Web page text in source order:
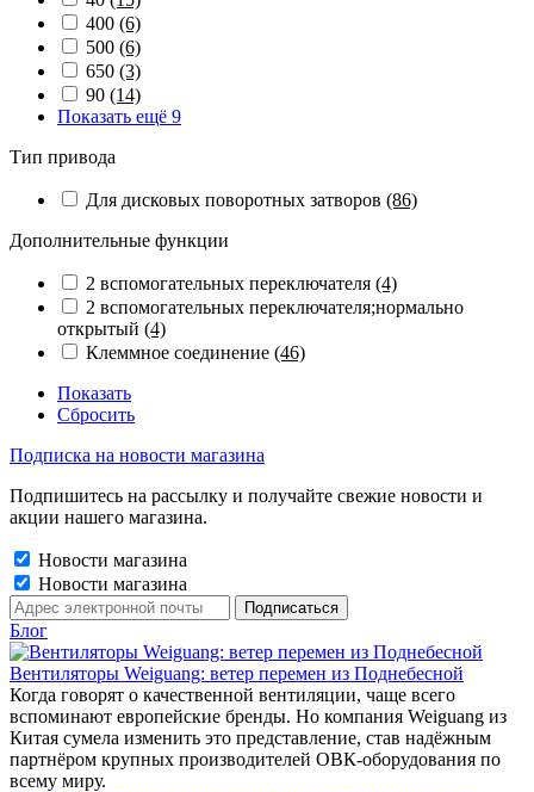
400 (6)
500 (6)
650 (3)
90 (14)
Показать ещё 9
Тип привода
Для дисковых поворотных затворов (86)
Дополнительные функции
2 вспомогательных переключателя (4)
2 вспомогательных переключателя;нормально
открытый (4)
Клеммное соединение (46)
Показать
Сбросить
Подписка на новости магазина
Подпишитесь на рассылку и получайте свежие новости и
акции нашего магазина.
Новости магазина
Новости магазина
Блог
Вентиляторы Weiguang: ветер перемен из Поднебесной
Когда говорят о качественной вентиляции, чаще всего
вспоминают европейские бренды. Но компания Weiguang из
Китая сумела изменить это представление, став надёжным
партнёром крупных производителей ОВК-оборудования по
всему миру.